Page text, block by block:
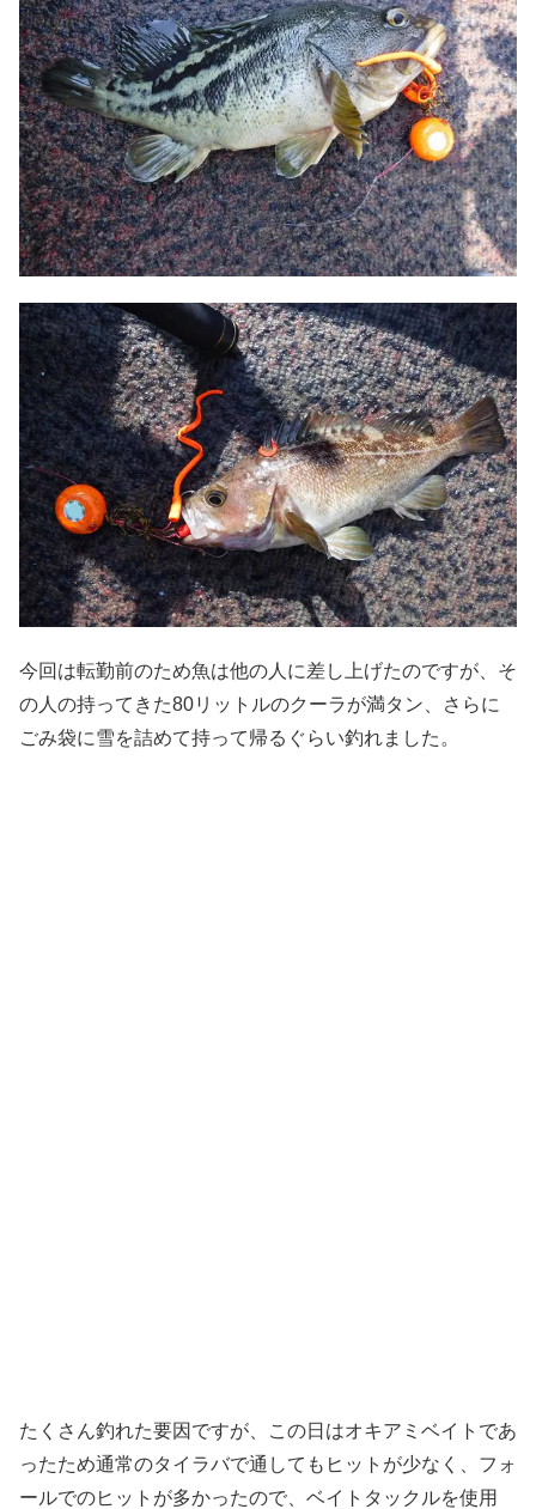
今回は転勤前のため魚は他の人に差し上げたのですが、そ
の人の持ってきた80リットルのクーラが満タン、さらに
ごみ袋に雪を詰めて持って帰るぐらい釣れました。
たくさん釣れた要因ですが、この日はオキアミベイトであ
ったため通常のタイラバで通してもヒットが少なく、フォ
ールでのヒットが多かったので、ベイトタックルを使用